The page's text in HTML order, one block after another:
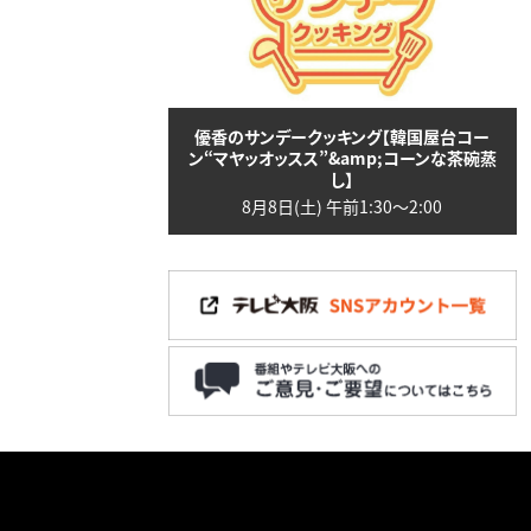
優香のサンデークッキング【韓国屋台コー
ン“マヤッオッスス”&amp;コーンな茶碗蒸
し】
8月8日(土) 午前1:30〜2:00